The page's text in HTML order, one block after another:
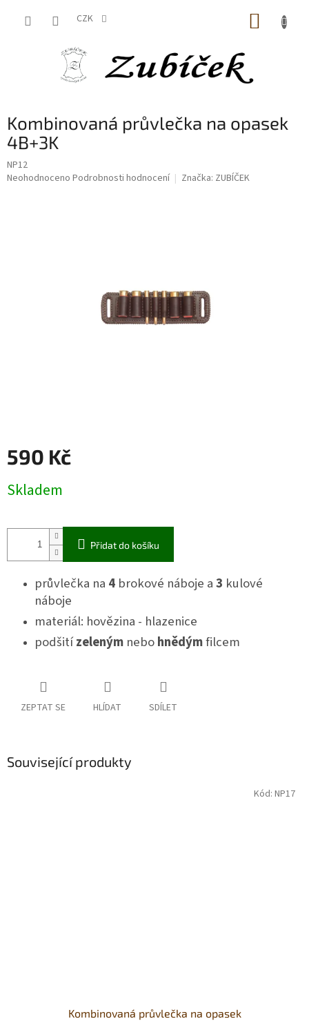
CZK
Kombinovaná průvlečka na opasek
4B+3K
NP12
Průměrné
Neohodnoceno Podrobnosti hodnocení Značka: ZUBÍČEK
590 Kč
cena:
Skladem
Přidat do košíku
průvlečka na 4 brokové náboje a3 kulové
náboje
materiál: hovězina - hlazenice
podšitízeleným nebohnědýmfilcem
ZEPTAT SE HLÍDAT SDÍLET
Související produkty
Kombinovaná průvlečka na opasek
Kód: NP17